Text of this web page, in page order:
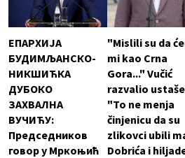
ЕПАРХИЈА
БУДИМЉАНСКО-
НИКШИЋКА
ДУБОКО
ЗАХВАЛНА
ВУЧИЋУ:
Председников
говор у Мркоњић
"Mislili su da
mi kao Crna
Gora..." Vučić
razvalio
"To ne menja
činjenicu da su
zlikovci ubili
Dobrića i